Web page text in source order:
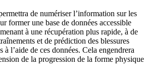
de numériser l’information sur les
former une base de données accessible
à une récupération plus rapide, à de
et de prédiction des blessures
à l’aide de ces données. Cela engendrera
de la progression de la forme physique